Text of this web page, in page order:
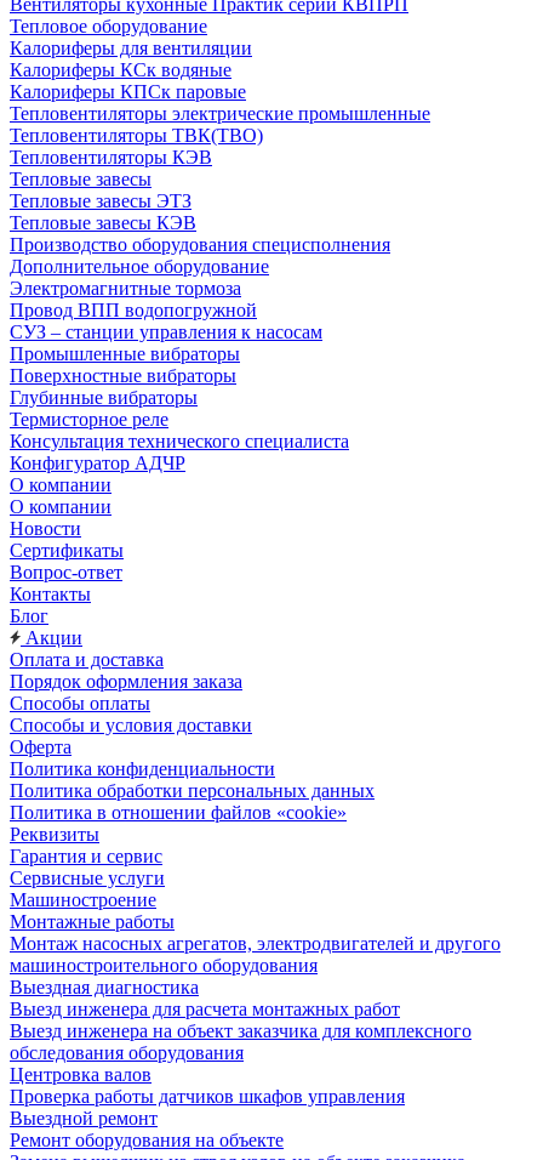
Вентиляторы кухонные Практик серии КВПРП
Тепловое оборудование
Калориферы для вентиляции
Калориферы КСк водяные
Калориферы КПСк паровые
Тепловентиляторы электрические промышленные
Тепловентиляторы ТВК(ТВО)
Тепловентиляторы КЭВ
Тепловые завесы
Тепловые завесы ЭТЗ
Тепловые завесы КЭВ
Производство оборудования специсполнения
Дополнительное оборудование
Электромагнитные тормоза
Провод ВПП водопогружной
СУЗ – станции управления к насосам
Промышленные вибраторы
Поверхностные вибраторы
Глубинные вибраторы
Термисторное реле
Консультация технического специалиста
Конфигуратор АДЧР
О компании
О компании
Новости
Сертификаты
Вопрос-ответ
Контакты
Блог
Акции
Оплата и доставка
Порядок оформления заказа
Способы оплаты
Способы и условия доставки
Оферта
Политика конфиденциальности
Политика обработки персональных данных
Политика в отношении файлов «cookie»
Реквизиты
Гарантия и сервис
Сервисные услуги
Машиностроение
Монтажные работы
Монтаж насосных агрегатов, электродвигателей и другого
машиностроительного оборудования
Выездная диагностика
Выезд инженера для расчета монтажных работ
Выезд инженера на объект заказчика для комплексного
обследования оборудования
Центровка валов
Проверка работы датчиков шкафов управления
Выездной ремонт
Ремонт оборудования на объекте